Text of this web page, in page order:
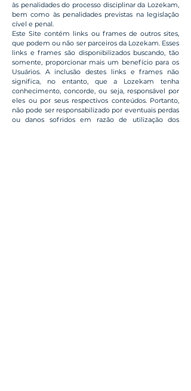
às penalidades do processo disciplinar da Lozekam,
bem como às penalidades previstas na legislação
cível e penal.
Este Site contém links ou frames de outros sites,
que podem ou não ser parceiros da Lozekam. Esses
links e frames são disponibilizados buscando, tão
somente, proporcionar mais um benefício para os
Usuários. A inclusão destes links e frames não
significa, no entanto, que a Lozekam tenha
conhecimento, concorde, ou seja, responsável por
eles ou por seus respectivos conteúdos. Portanto,
não pode ser responsabilizado por eventuais perdas
ou danos sofridos em razão de utilização dos